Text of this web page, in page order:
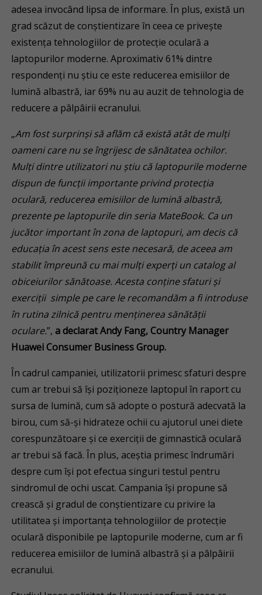
adesea invocând lipsa de informare. În plus, există un
grad scăzut de conștientizare în ceea ce privește
existența tehnologiilor de protecție oculară a
laptopurilor moderne. Aproximativ 61% dintre
respondenți nu știu ce este reducerea emisiilor de
lumină albastră, iar 69% nu au auzit de tehnologia de
reducere a pâlpâirii ecranului.
„Am fost surprinși să aflăm că există atât de mulți
oameni care nu se îngrijesc de sănătatea ochilor.
Mulți dintre utilizatori nu știu că laptopurile moderne
dispun de funcții importante privind protecția
oculară, reducerea emisiilor de lumină albastră,
prezente pe laptopurile din seria MateBook. Ca un
jucător important în zona de laptopuri, am decis că
educația în acest sens este necesară, de aceea am
stabilit împreună cu mai mulți experți un catalog al
obiceiurilor sănătoase. Acesta conține sfaturi și
exerciții simple pe care le recomandăm a fi introduse
în rutina zilnică pentru menținerea sănătății
oculare.”, a declarat Andy Fang, Country Manager
Huawei Consumer Business Group.
În cadrul campaniei, utilizatorii primesc sfaturi despre
cum ar trebui să își poziționeze laptopul în raport cu
sursa de lumină, cum să adopte o postură adecvată la
birou, cum să-și hidrateze ochii cu ajutorul unei diete
corespunzătoare și ce exerciții de gimnastică oculară
ar trebui să facă. În plus, aceștia primesc îndrumări
despre cum își pot efectua singuri testul pentru
sindromul de ochi uscat. Campania își propune să
crească și gradul de conștientizare cu privire la
utilitatea și importanța tehnologiilor de protecție
oculară disponibile pe laptopurile moderne, cum ar fi
reducerea emisiilor de lumină albastră și a pâlpâirii
ecranului.